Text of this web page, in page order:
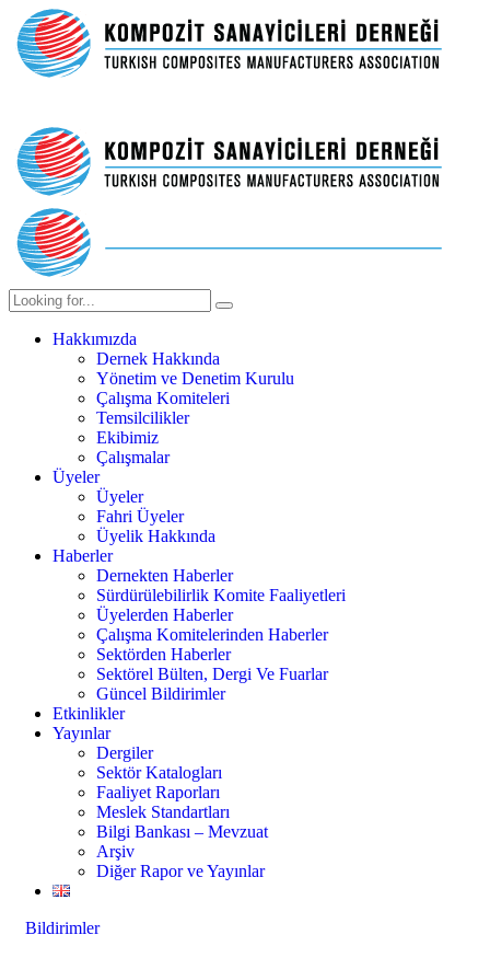
Hakkımızda
Dernek Hakkında
Yönetim ve Denetim Kurulu
Çalışma Komiteleri
Temsilcilikler
Ekibimiz
Çalışmalar
Üyeler
Üyeler
Fahri Üyeler
Üyelik Hakkında
Haberler
Dernekten Haberler
Sürdürülebilirlik Komite Faaliyetleri
Üyelerden Haberler
Çalışma Komitelerinden Haberler
Sektörden Haberler
Sektörel Bülten, Dergi Ve Fuarlar
Güncel Bildirimler
Etkinlikler
Yayınlar
Dergiler
Sektör Katalogları
Faaliyet Raporları
Meslek Standartları
Bilgi Bankası – Mevzuat
Arşiv
Diğer Rapor ve Yayınlar
Bildirimler